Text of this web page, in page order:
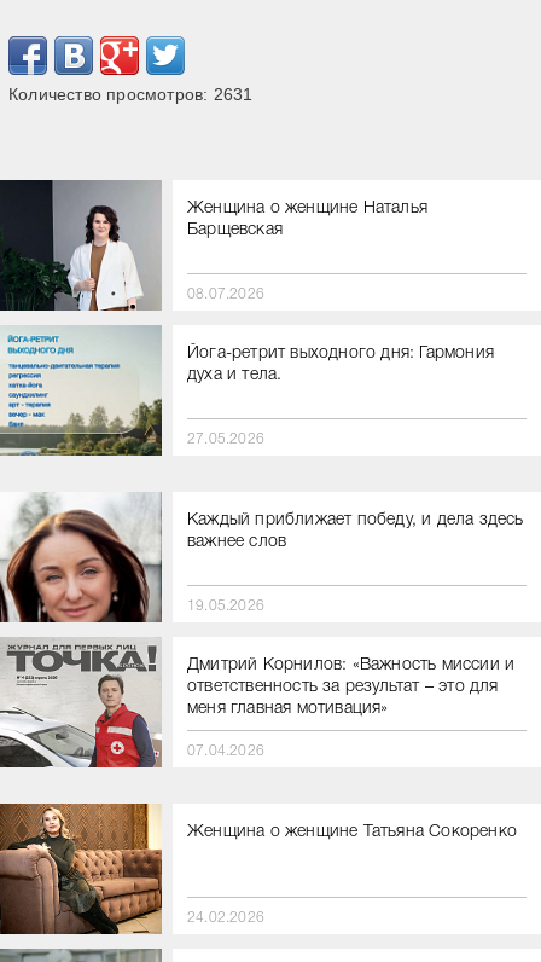
Количество просмотров: 2631
Женщина о женщине Наталья
Барщевская
08.07.2026
Йога-ретрит выходного дня: Гармония
духа и тела.
27.05.2026
Каждый приближает победу, и дела здесь
важнее слов
19.05.2026
Дмитрий Корнилов: «Важность миссии и
ответственность за результат – это для
меня главная мотивация»
07.04.2026
Женщина о женщине Татьяна Сокоренко
24.02.2026